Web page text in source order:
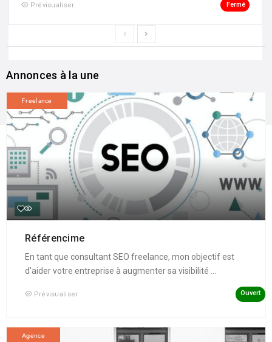
Prévisualiser Fermé
Annonces à la une
Freelance
Référencime
En tant que consultant SEO freelance, mon objectif est
d'aider votre entreprise à augmenter sa visibilité ...
Prévisualiser Ouvert
Agence